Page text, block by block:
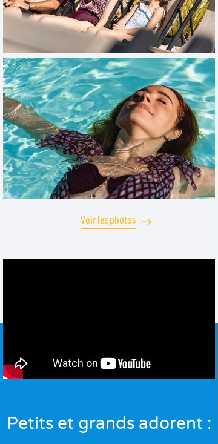
Voir les photos
Petits et grands adorent :